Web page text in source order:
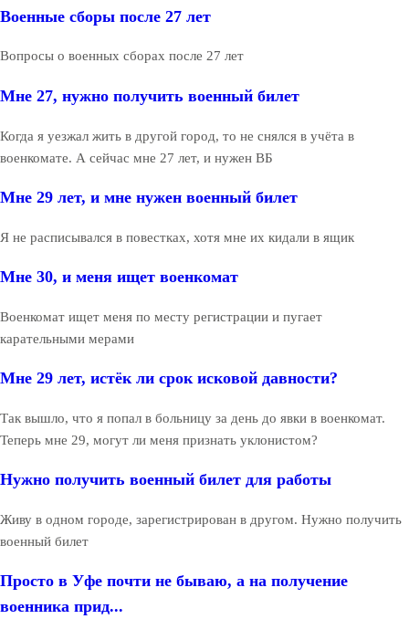
Военные сборы после 27 лет
Вопросы о военных сборах после 27 лет
Мне 27, нужно получить военный билет
Когда я уезжал жить в другой город, то не снялся в учёта в
военкомате. А сейчас мне 27 лет, и нужен ВБ
Мне 29 лет, и мне нужен военный билет
Я не расписывался в повестках, хотя мне их кидали в ящик
Мне 30, и меня ищет военкомат
Военкомат ищет меня по месту регистрации и пугает
карательными мерами
Мне 29 лет, истёк ли срок исковой давности?
Так вышло, что я попал в больницу за день до явки в военкомат.
Теперь мне 29, могут ли меня признать уклонистом?
Нужно получить военный билет для работы
Живу в одном городе, зарегистрирован в другом. Нужно получить
военный билет
Просто в Уфе почти не бываю, а на получение
военника прид...